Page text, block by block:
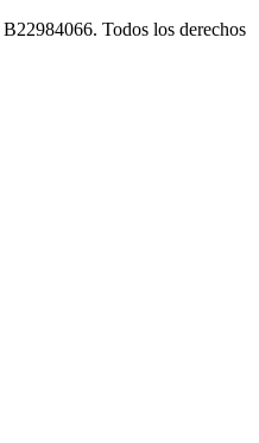
B22984066. Todos los derechos